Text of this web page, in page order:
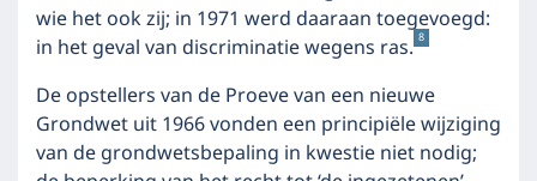
wie het ook zij; in 1971 werd daaraan toegevoegd:
in het geval van discriminatie wegens ras. 8
De opstellers van de Proeve van een nieuwe
Grondwet uit 1966 vonden een principiële wijziging
van de grondwetsbepaling in kwestie niet nodig;